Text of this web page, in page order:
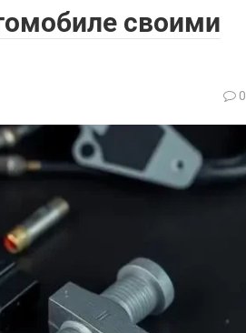
своими
0